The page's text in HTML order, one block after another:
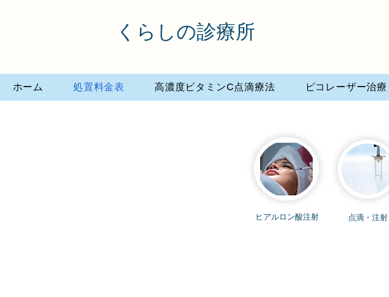
くらしの診療所
ホーム 処置料金表 高濃度ビタミンC点滴療法 ピコレーザー治療
​ヒアルロン酸注射 点滴・注射